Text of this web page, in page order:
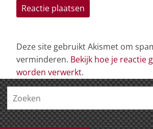
Deze site gebruikt Akismet om
verminderen. Bekijk hoe je reactie
worden verwerkt.